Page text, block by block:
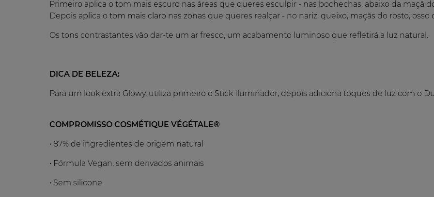
Primeiro aplica o tom mais escuro nas áreas que queres esculpir - nas bochechas, abaixo da maçã
Depois aplica o tom mais claro nas zonas que queres realçar - no nariz, queixo, maçãs do rosto,
Os tons contrastantes vão dar-te um ar fresco, um acabamento luminoso que refletirá a luz natural.
DICA DE BELEZA:
Para um look extra Glowy, utiliza primeiro o Stick Iluminador, depois adiciona toques de luz com o
COMPROMISSO COSMÉTIQUE VÉGÉTALE®
• 87% de ingredientes de origem natural
• Fórmula Vegan, sem derivados animais
• Sem silicone